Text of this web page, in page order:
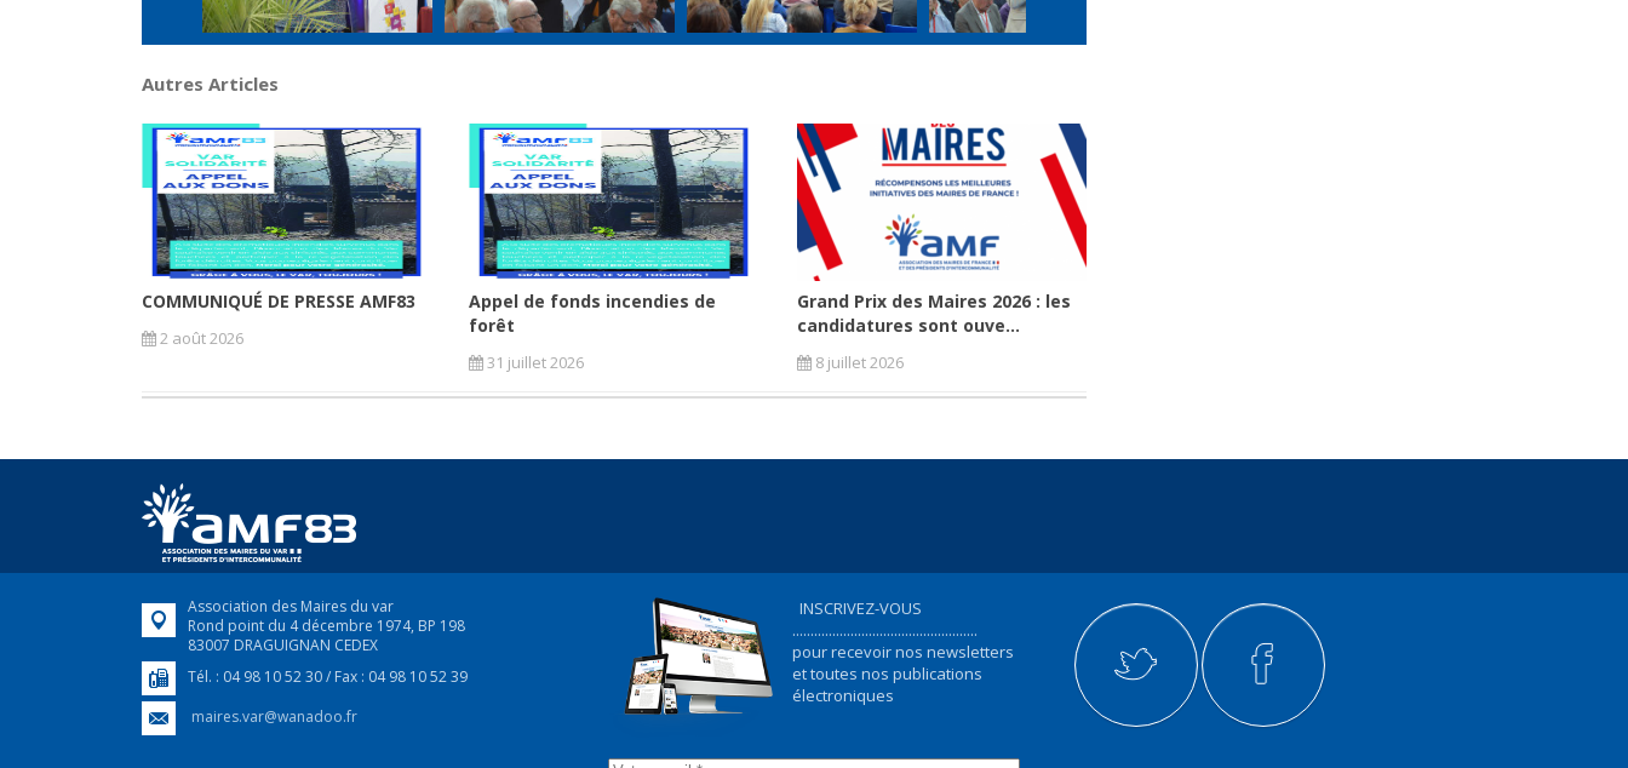
Autres Articles
COMMUNIQUÉ DE PRESSE AMF83
2 août 2026
Appel de fonds incendies de
forêt
31 juillet 2026
Grand Prix des Maires 2026 : les
candidatures sont ouve...
8 juillet 2026
Association des Maires du var
Rond point du 4 décembre 1974, BP 198
83007 DRAGUIGNAN CEDEX
Tél. : 04 98 10 52 30 / Fax : 04 98 10 52 39
maires.var@wanadoo.fr
INSCRIVEZ-VOUS
...................................................
pour recevoir nos newsletters
et toutes nos publications
électroniques